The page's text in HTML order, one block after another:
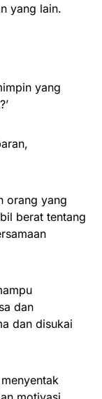
yang lain.
yang
orang yang
berat tentang
dan
dan disukai